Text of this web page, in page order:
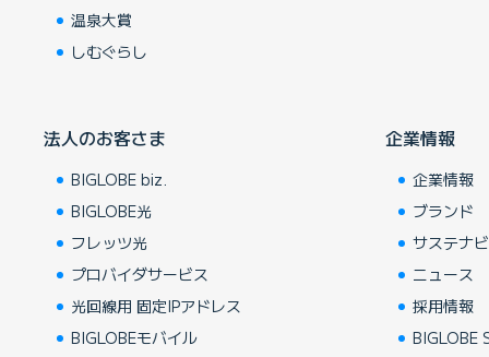
温泉大賞
しむぐらし
法人のお客さま
BIGLOBE biz.
BIGLOBE光
フレッツ光
プロバイダサービス
光回線用 固定IPアドレス
BIGLOBEモバイル
企業情報
企業情報
ブランド
サステナ
ニュース
採用情報
BIGLOBE